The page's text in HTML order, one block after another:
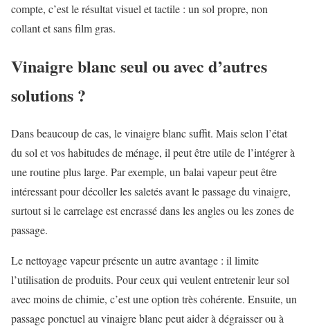
compte, c’est le résultat visuel et tactile : un sol propre, non
collant et sans film gras.
Vinaigre blanc seul ou avec d’autres
solutions ?
Dans beaucoup de cas, le vinaigre blanc suffit. Mais selon l’état
du sol et vos habitudes de ménage, il peut être utile de l’intégrer à
une routine plus large. Par exemple, un balai vapeur peut être
intéressant pour décoller les saletés avant le passage du vinaigre,
surtout si le carrelage est encrassé dans les angles ou les zones de
passage.
Le nettoyage vapeur présente un autre avantage : il limite
l’utilisation de produits. Pour ceux qui veulent entretenir leur sol
avec moins de chimie, c’est une option très cohérente. Ensuite, un
passage ponctuel au vinaigre blanc peut aider à dégraisser ou à